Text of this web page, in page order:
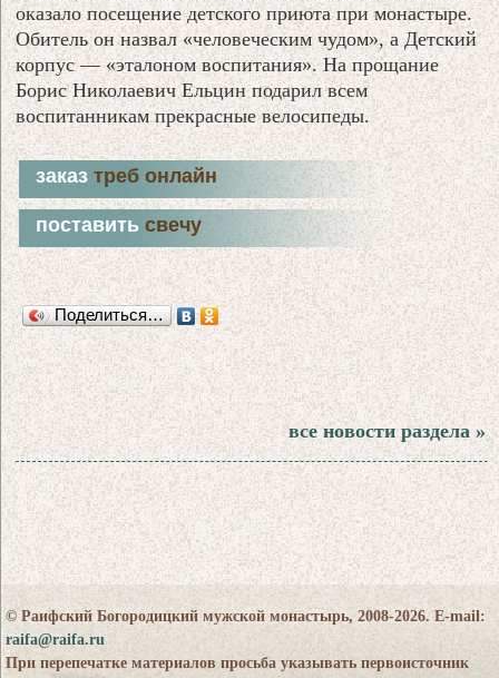
оказало посещение детского приюта при монастыре.
Обитель он назвал «человеческим чудом», а Детский
корпус — «эталоном воспитания». На прощание
Борис Николаевич Ельцин подарил всем
воспитанникам прекрасные велосипеды.
заказтреб онлайн
поставитьсвечу
Поделиться…
все новости раздела »
© Раифский Богородицкий мужской монастырь, 2008-2026. E-mail:
raifa@raifa.ru
При перепечатке материалов просьба указывать первоисточник